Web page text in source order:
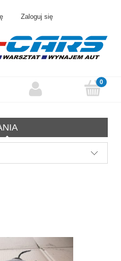
Zaloguj się